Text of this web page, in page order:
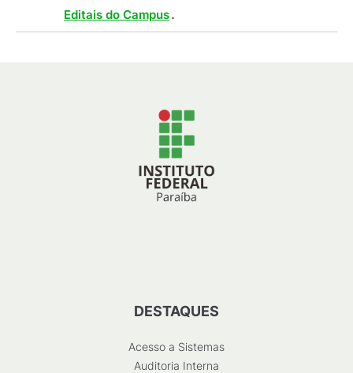
Editais do Campus.
DESTAQUES
Acesso a Sistemas
Auditoria Interna